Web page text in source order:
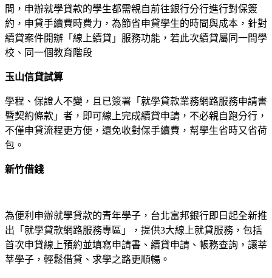
間，申辦就學貸款的學生都需親自前往銀行分行進行對保簽
約，申貸手續費時費力，為節省申貸學生的時間與成本，針對
續貸案件開辦「線上續貸」服務功能，若此次續貸屬同一間學
校、同一個教育階段
玉山信貸試算
學程、保證人不變，且已簽署「就學貸款業務網路服務申請書
暨契約條款」者，即可線上完成續貸申請，不必親自跑分行，
不僅申貸流程更方便，還免收對保手續費，幫學生省時又省荷
包。
新竹借錢
為便利申辦就學貸款的青年學子，台北富邦銀行即日起全新推
出「就學貸款網路服務專區」，提供3大線上就貸服務，包括
首次申貸線上預約並填寫申請書、續貸申請、帳務查詢，讓莘
莘學子，輕鬆借貸、求學之路更順暢。